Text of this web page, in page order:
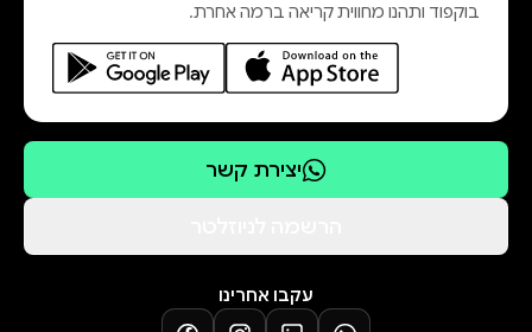
בוקפוד ותהנו מחווית קריאה ברמה אחרת.
יצירת קשר
עקבו אחרינו